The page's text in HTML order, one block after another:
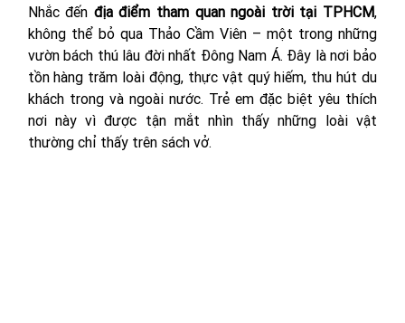
Nhắc đến địa điểm tham quan ngoài trời tại TPHCM,
không thể bỏ qua Thảo Cầm Viên – một trong những
vườn bách thú lâu đời nhất Đông Nam Á. Đây là nơi bảo
tồn hàng trăm loài động, thực vật quý hiếm, thu hút du
khách trong và ngoài nước. Trẻ em đặc biệt yêu thích
nơi này vì được tận mắt nhìn thấy những loài vật
thường chỉ thấy trên sách vở.